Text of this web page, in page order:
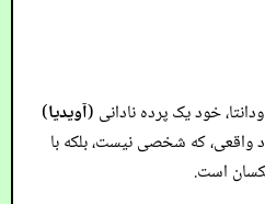
خود یک پرده نادانی (آویدیا)
واقعی، که شخصی نیست، بلکه با
است.